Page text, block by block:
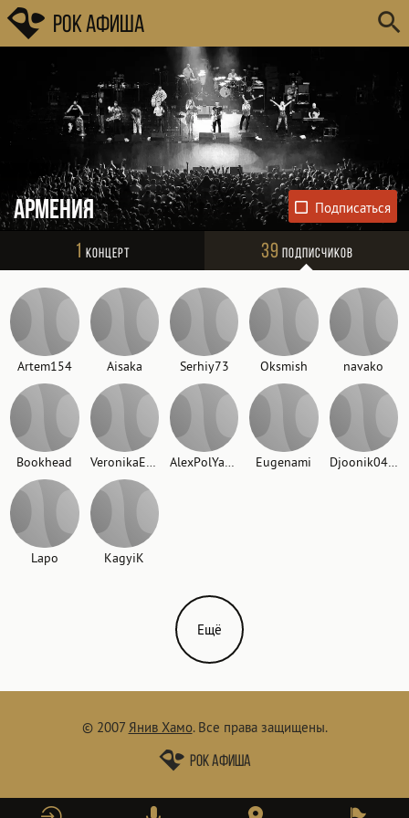
Рок Афиша
Армения
1 Концерт 39 Подписчиков
Artem154 Aisaka Serhiy73 Oksmish navako
Bookhead VeronikaErevan AlexPolYakoV Eugenami Djoonik0409
Lapo KagyiK
Ещё
© 2007 Янив Хамо. Все права защищены.
Рок афиша